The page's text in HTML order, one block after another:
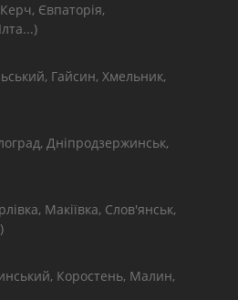
Євпаторія,
Гайсин, Хмельник,
Дніпродзержинськ,
Макіївка, Слов'янськ,
Коростень, Малин,